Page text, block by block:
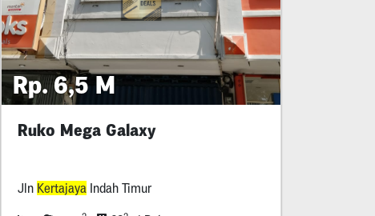
Rp. 6,5 M
Ruko Mega Galaxy
Jln Kertajaya Indah Timur